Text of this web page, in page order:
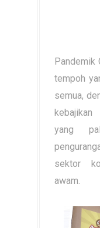
Pandemik
tempoh
semua,
kebajikan
yang
sektor
awam.